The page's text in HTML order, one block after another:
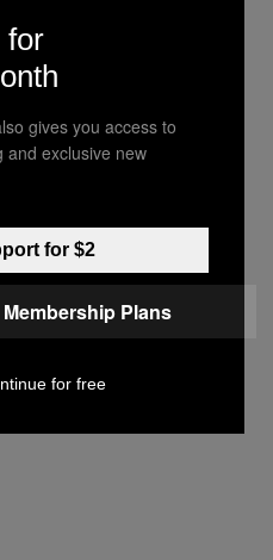
gelijk staat aan
sevigny
Vice Blog
Stories
for
gives you access to
and exclusive new
for $2
Plans
for free